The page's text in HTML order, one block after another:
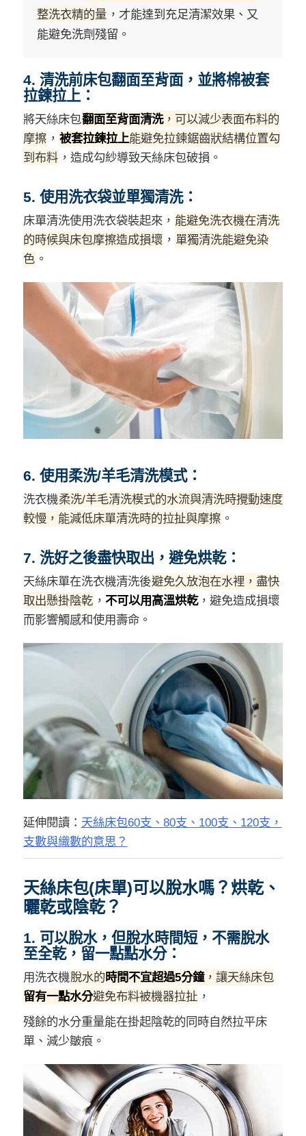
整洗衣精的量 ，才能達到充足清潔效果、又
能避免洗劑殘留。
4. 清洗前床包翻面至背面，並將棉被套
拉鍊拉上：
將天絲床包翻面至背面清洗，可以減少表面布料的
摩擦 ， 被套拉鍊拉上能避免拉鍊鋸齒狀結構位置勾
到布料 ，造成勾紗導致天絲床包破損。
5. 使用洗衣袋並單獨清洗：
床單清洗使用洗衣袋裝起來， 能避免洗衣機在清洗
的時候與床包摩擦造成損壞 ， 單獨清洗能避免染
色 。
6. 使用柔洗/羊毛清洗模式：
洗衣機柔洗/羊毛清洗模式的水流與清洗時攪動速度
較慢，能減低床單清洗時的拉扯與摩擦 。
7. 洗好之後盡快取出，避免烘乾：
天絲床單在洗衣機清洗後避免久放泡在水裡，盡快
取出懸掛陰乾 ， 不可以用高溫烘乾，避免造成損壞
而影響觸感和使用壽命。
延伸閱讀： 天絲床包60支、80支、100支、120支，
支數與織數的意思？
天絲床包(床單)可以脫水嗎？烘乾、
曬乾或陰乾？
1. 可以脫水，但脫水時間短，不需脫水
至全乾，留一點點水分：
用洗衣機脫水的 時間不宜超過5分鐘，讓天絲床包
留有一點水分避免布料被機器拉扯 ，
殘餘的水分重量能在掛起陰乾的同時自然拉平床
單、減少皺痕。